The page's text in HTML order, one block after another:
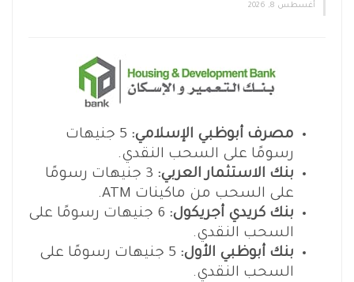
أغسطس 8, 2026
مصرف أبوظبي الإسلامي:
5 جنيهات
رسومًا على السحب النقدي.
بنك الاستثمار العربي:
3 جنيهات رسومًا
على السحب من ماكينات ATM.
بنك كريدي أجريكول:
6 جنيهات رسومًا على
السحب النقدي.
بنك أبوظبي الأول:
5 جنيهات رسومًا على
السحب النقدي.